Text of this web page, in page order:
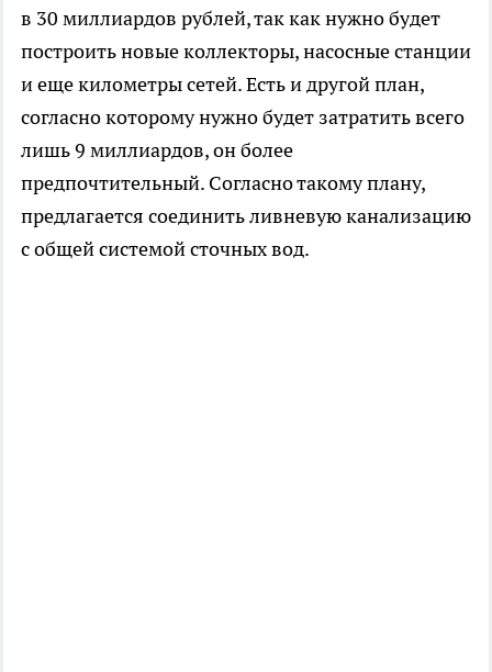
в 30 миллиардов рублей, так как нужно будет
построить новые коллекторы, насосные станции
и еще километры сетей. Есть и другой план,
согласно которому нужно будет затратить всего
лишь 9 миллиардов, он более
предпочтительный. Согласно такому плану,
предлагается соединить ливневую канализацию
с общей системой сточных вод.